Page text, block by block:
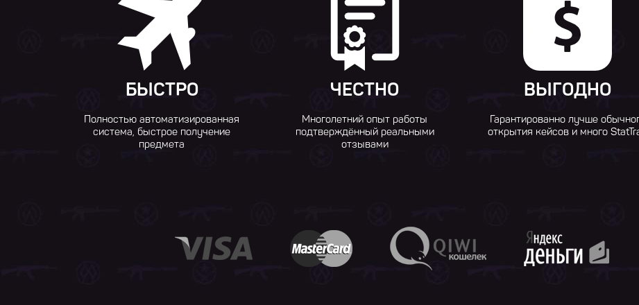
БЫСТРО
Полностью автоматизированная
система, быстрое получение
предмета
ЧЕСТНО
Многолетний опыт работы
подтверждённый реальными
отзывами
ВЫГОДНО
Гарантированно лучше
открытия кейсов и много